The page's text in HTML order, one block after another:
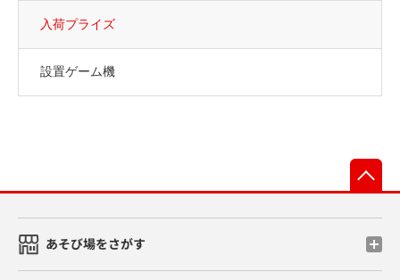
入荷プライズ
設置ゲーム機
あそび場をさがす